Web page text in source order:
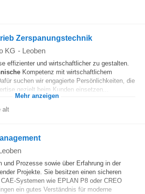
Zerspanungstechnik
KG - Leoben
effizienter und wirtschaftlicher zu gestalten.
Kompetenz mit wirtschaftlichem
suchen wir engagierte Persönlichkeiten, die
gezielt beim Kunden einsetzen...
Mehr anzeigen
alt
und Prozesse sowie über Erfahrung in der
Projekte. Sie besitzen einen sicheren
Systemen wie EPLAN P8 oder CREO
ein gutes Verständnis für moderne